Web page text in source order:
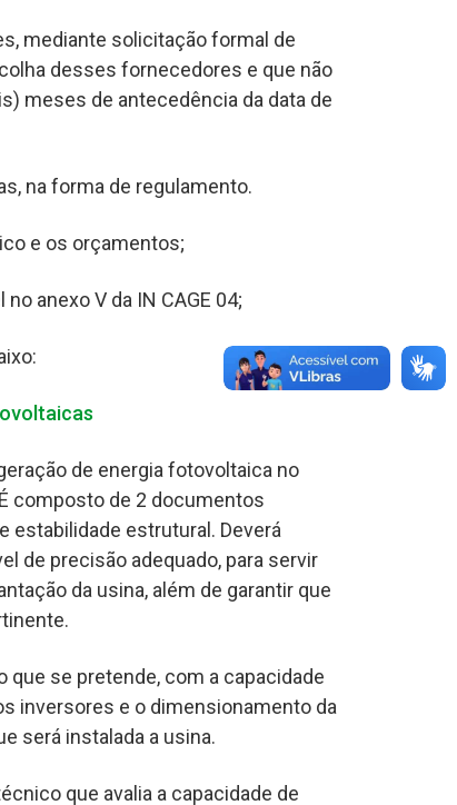
mediante solicitação formal de
desses fornecedores e que não
meses de antecedência da data de
na forma de regulamento.
e os orçamentos;
anexo V da IN CAGE 04;
de energia fotovoltaica no
composto de 2 documentos
estabilidade estrutural. Deverá
de precisão adequado, para servir
da usina, além de garantir que
se pretende, com a capacidade
inversores e o dimensionamento da
será instalada a usina.
que avalia a capacidade de